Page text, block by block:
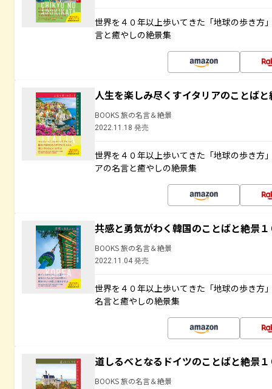
世界を４０年以上歩いてきた「地球の歩き方
言と癒やしの絶景集
人生を楽しみ尽くすイタリアのことば
BOOKS 旅の名言＆絶景
2022.11.18 発売
世界を４０年以上歩いてきた「地球の歩き方
アの名言と癒やしの絶景集
共感と勇気がわく韓国のことばと絶景
BOOKS 旅の名言＆絶景
2022.11.04 発売
世界を４０年以上歩いてきた「地球の歩き方
名言と癒やしの絶景集
道しるべとなるドイツのことばと絶景
BOOKS 旅の名言＆絶景